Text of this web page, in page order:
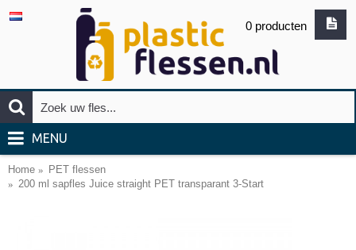
0 producten
MENU
Home
PET flessen
200 ml sapfles Juice straight PET transparant 3-Start